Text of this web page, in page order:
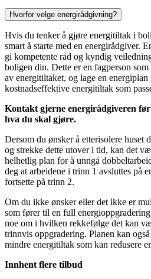
Hvorfor velge energirådgivning?
Hvis du tenker å gjøre energitiltak i
smart å starte med en energirådgiver.
gi kompetente råd og kyndig
boligen din. Dette er en fagperson
av energitiltaket, og lage en
kostnadseffektive energitiltak som
Kontakt gjerne energirådgiveren
hva du skal gjøre.
Dersom du ønsker å etterisolere huset
og strekke dette utover i tid, kan det
helhetlig plan for å unngå
deg at arbeidene i trinn 1 avsluttes på
fortsette på trinn 2.
Om du ikke ønsker eller det ikke er
som fører til en full
noe om i hvilken rekkefølge det kan
trinnvis oppgradering. Planen kan
mindre energitiltak som kan redusere
Innhent flere tilbud